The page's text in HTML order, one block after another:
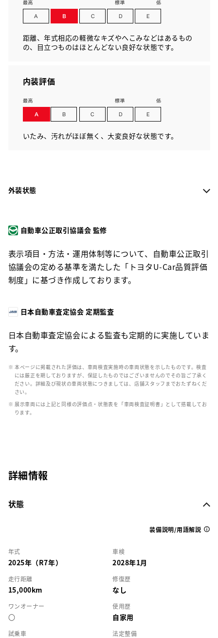
距離、年式相応の軽微なキズやへこみなどはあるもの
の、目立つものはほとんどない良好な状態です。
内装評価
いたみ、汚れがほぼ無く、大変良好な状態です。
外装状態
自動車公正取引協議会 監修
表示項目・方法・運用体制等について、自動車公正取引
協議会の定める基準を満たした「トヨタU-Car品質評価
制度」に基づき作成しております。
日本自動車査定協会 定期監査
日本自動車査定協会による監査も定期的に実施していま
す。
※ 本ページに掲載された評価は、車両検査実施時の車両状態を示したものです。検査
には厳正を期しておりますが、保証したものではございませんのでその旨ご了承く
ださい。詳細及び現状の車両状態につきましては、店舗スタッフまでおたずねくだ
さい。
※ 展示車両には上記と同様の評価点・状態表を「車両検査証明書」として搭載してお
ります。
詳細情報
状態
装備説明/用語解説
年式
2025年（R7年）
車検
2028年1月
走行距離
15,000km
修復歴
なし
ワンオーナー
○
使用歴
自家用
試乗車 法定整備